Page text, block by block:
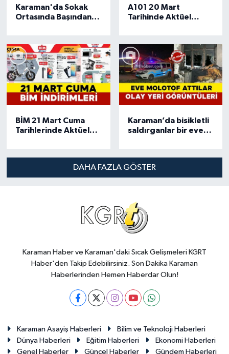
Karaman'da Sokak
Ortasında Başından
Görüntüleri
A101 20 Mart
Tarihinde Aktüel
Aldın'da hangi ürünler
var?
BİM 21 Mart Cuma
Tarihlerinde Aktüel
raflarında bugün
hangi ürünler var?
Karaman’da bisikletli
saldırganlar bir eve
DAHA FAZLA GÖSTER
Karaman Haber ve Karaman'daki Sıcak Gelişmeleri KGRT
Haber'den Takip Edebilirsiniz. Son Dakika Karaman
Haberlerinden Hemen Haberdar Olun!
Karaman Asayiş Haberleri
Bilim ve Teknoloji Haberleri
Dünya Haberleri
Eğitim Haberleri
Ekonomi Haberleri
Genel Haberler
Güncel Haberler Gündem Haberleri